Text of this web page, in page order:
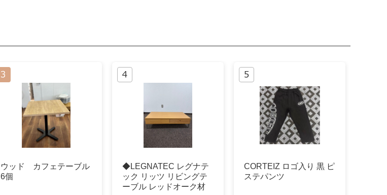
ウッド カフェテーブル
6個
◆LEGNATEC レグナテ
ック リッツ リビングテ
ーブル レッドオーク材
CORTEIZ ロゴ入り 黒 ピ
ステパンツ